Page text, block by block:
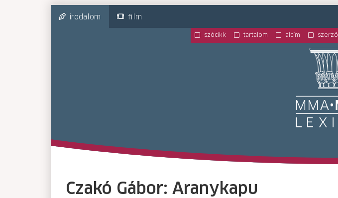
irodalom film
szócikk tartalom alcím szerző
Czakó Gábor: Aranykapu